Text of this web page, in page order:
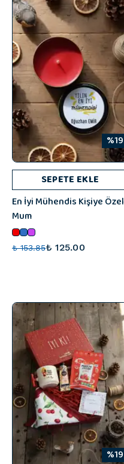
%19
SEPETE EKLE
En İyi Mühendis Kişiye Özel
Mum
₺ 153.85₺ 125.00
%19